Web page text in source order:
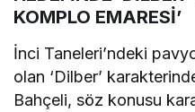
KOMPLO EMARESİ’
İnci Taneleri’ndeki
olan ‘Dilber’
Bahçeli, söz konusu